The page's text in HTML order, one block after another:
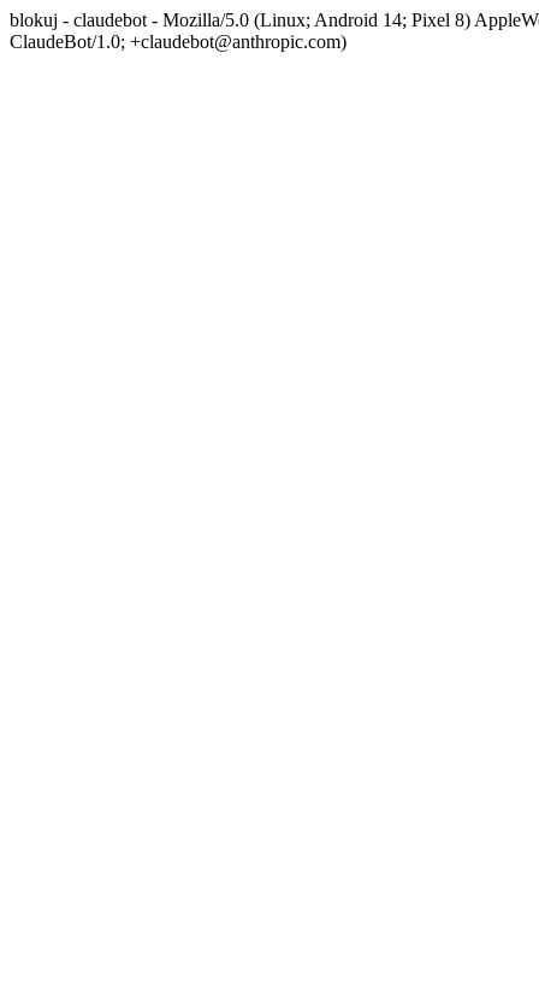
blokuj - claudebot - Mozilla/5.0 (Linux; Android 14; Pixel 8)
ClaudeBot/1.0; +claudebot@anthropic.com)